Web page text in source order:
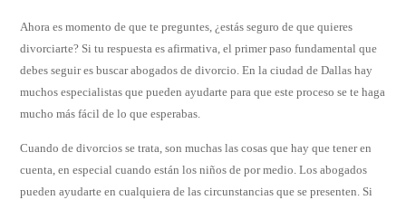
Ahora es momento de que te preguntes, ¿estás seguro de que quieres
divorciarte? Si tu respuesta es afirmativa, el primer paso fundamental que
debes seguir es buscar abogados de divorcio. En la ciudad de Dallas hay
muchos especialistas que pueden ayudarte para que este proceso se te haga
mucho más fácil de lo que esperabas.
Cuando de divorcios se trata, son muchas las cosas que hay que tener en
cuenta, en especial cuando están los niños de por medio. Los abogados
pueden ayudarte en cualquiera de las circunstancias que se presenten. Si